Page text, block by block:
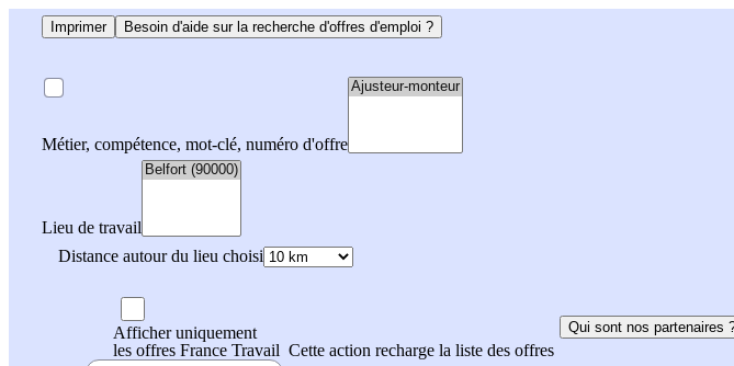
Imprimer Besoin d'aide sur la recherche d'offres d'emploi ?
Métier, compétence, mot-clé, numéro d'offre
Lieu de travail
Distance autour du lieu choisi
Afficher uniquement
les offres France Travail Cette action recharge la liste des offres
Qui sont nos partenaires